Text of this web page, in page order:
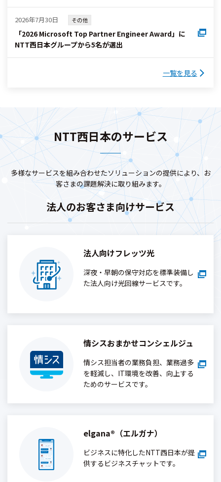
2026年7月30日 その他
「2026 Microsoft Top Partner Engineer Award」に
NTT西日本グループから5名が選出
一覧を見る
NTT西日本のサービス
多様なサービスを組み合わせたソリューションの提供により、お
客さまの課題解決に取り組みます。
法人のお客さま向けサービス
法人向けフレッツ光
深夜・早朝の保守対応を標準装備し
た法人向け光回線サービスです。
情シスおまかせコンシェルジュ
情シス担当者の業務負担、業務過多
を軽減し、IT環境を改善、向上する
ためのサービスです。
elgana®（エルガナ）
ビジネスに特化したNTT西日本が提
供するビジネスチャットです。